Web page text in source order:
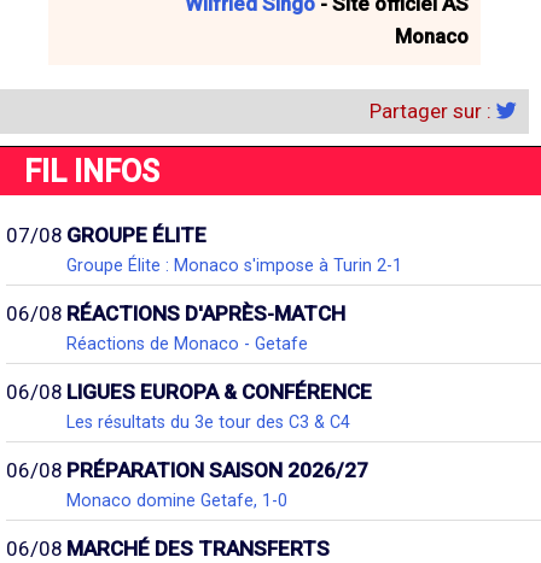
Monaco
Partager sur :
FIL INFOS
07/08 GROUPE ÉLITE
Groupe Élite : Monaco s'impose à Turin 2-1
06/08 RÉACTIONS D'APRÈS-MATCH
Réactions de Monaco - Getafe
06/08 LIGUES EUROPA & CONFÉRENCE
Les résultats du 3e tour des C3 & C4
06/08 PRÉPARATION SAISON 2026/27
Monaco domine Getafe, 1-0
06/08 MARCHÉ DES TRANSFERTS